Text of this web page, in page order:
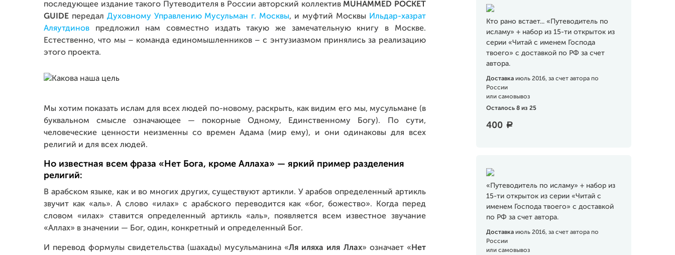
Кто рано встает... «Путеводитель по
исламу» + набор из 15-ти открыток из
серии «Читай с именем Господа
твоего» с доставкой по РФ за счет
автора.
Доставка июль 2016, за счет автора по
России
или самовывоз
Осталось 8 из 25
400 a
«Путеводитель по исламу» + набор из
15-ти открыток из серии «Читай с
именем Господа твоего» с доставкой
по РФ за счет автора.
Доставка июль 2016, за счет автора по
России
или самовывоз
последующее издание такого Путеводителя в России авторский коллектив MUHAMMED POCKET
GUIDE передал Духовному Управлению Мусульман г. Москвы, и муфтий Москвы
Ильдар-хазрат
Аляутдинов предложил нам совместно издать такую же замечательную книгу в Москве.
Естественно, что мы – команда единомышленников – с энтузиазмом принялись за реализацию
этого проекта.
Мы хотим показать ислам для всех людей по-новому, раскрыть, как видим его мы, мусульмане (в
буквальном смысле означающее — покорные Одному, Единственному Богу). По сути,
человеческие ценности неизменны со времен Адама (мир ему), и они одинаковы для всех
религий и для всех людей.
Но известная всем фраза «Нет Бога, кроме Аллаха» — яркий пример разделения
религий:
В арабском языке, как и во многих других, существуют артикли. У арабов определенный артикль
звучит как «аль». А слово «илах» с арабского переводится как «бог, божество». Когда перед
словом «илах» ставится определенный артикль «аль», появляется всем известное звучание
«Аллах» в значении — Бог, один, конкретный и определенный Бог.
И перевод формулы свидетельства (шахады) мусульманина «Ля иляха иля Ллах» означает « Нет